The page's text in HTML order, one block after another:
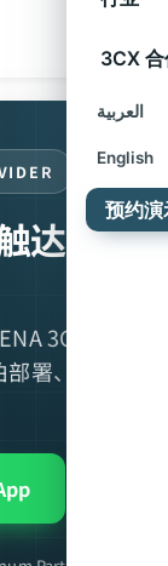
3CX
العربية
English
预约演
达更
3CX
署、集成